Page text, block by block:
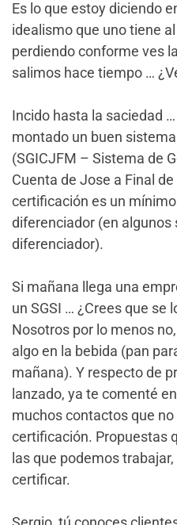
Es lo que estoy diciendo
idealismo que uno tiene
perdiendo conforme ves
salimos hace tiempo …
Incido hasta la saciedad
montado un buen
(SGICJFM – Sistema de
Cuenta de Jose a Final
certificación es un
diferenciador (en algunos
diferenciador).
Si mañana llega una
un SGSI … ¿Crees que se
Nosotros por lo menos
algo en la bebida (pan
mañana). Y respecto de
lanzado, ya te comenté
muchos contactos que
certificación. Propuestas
las que podemos
certificar.